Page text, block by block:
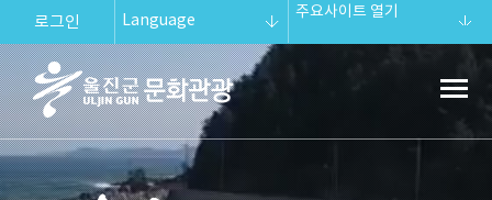
로그인 Language 주요사이트 열기
울진군문화관
광